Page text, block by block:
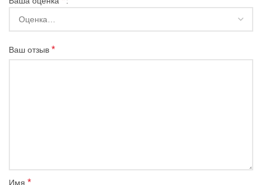
Ваш отзыв *
Имя *